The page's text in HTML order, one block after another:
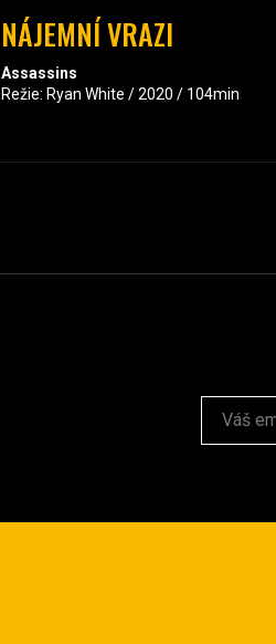
NÁJEMNÍ VRAZI
Assassins
Režie: Ryan White / 2020 / 104min